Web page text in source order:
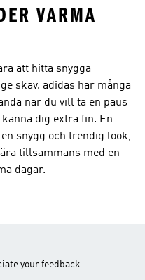
VARMA
att hitta snygga
skav. adidas har många
när du vill ta en paus
dig extra fin. En
snygg och trendig look,
tillsammans med en
dagar.
your feedback